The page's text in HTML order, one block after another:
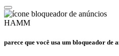
HAMM
parece que você usa um bloqueador de